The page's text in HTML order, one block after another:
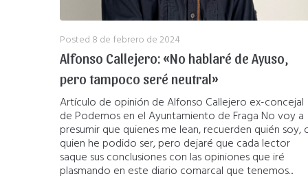
Posted 8 de febrero de 2024
Alfonso Callejero: «No hablaré de Ayuso,
pero tampoco seré neutral»
Artículo de opinión de Alfonso Callejero ex-concejal
de Podemos en el Ayuntamiento de Fraga No voy a
presumir que quienes me lean, recuerden quién soy,
quien he podido ser, pero dejaré que cada lector
saque sus conclusiones con las opiniones que iré
plasmando en este diario comarcal que tenemos...